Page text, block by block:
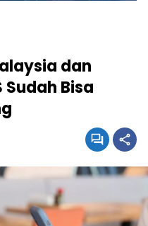
dan
Sudah Bisa